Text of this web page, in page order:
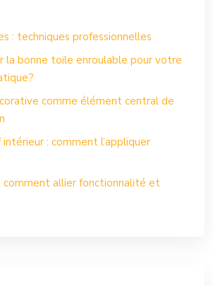
: techniques professionnelles
la bonne toile enroulable pour votre
comme élément central de
: comment l’appliquer
allier fonctionnalité et